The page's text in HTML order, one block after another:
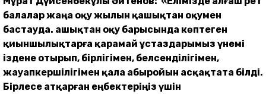
балалар жаңа оқу жылын қашықтан оқумен
бастауда. Қашықтан оқу барысында көптеген
қиыншылықтарға қарамай ұстаздарымыз үнемі
іздене отырып, бірлігімен, белсенділігімен,
жауапкершілігімен қала абыройын асқақтата білді.
Бірлесе атқарған еңбектеріңіз үшін